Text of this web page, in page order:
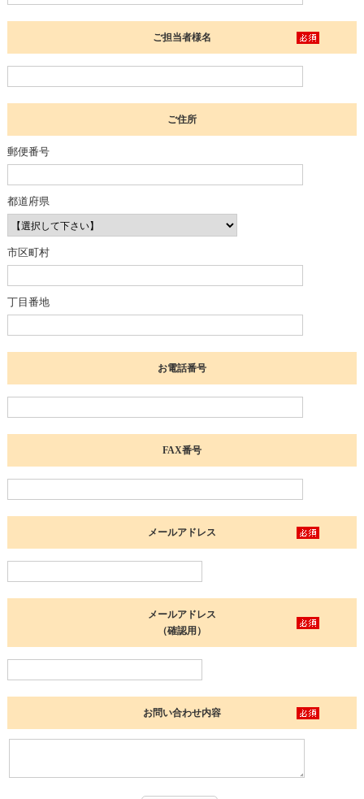
ご担当者様名
ご住所
郵便番号
都道府県
市区町村
丁目番地
お電話番号
FAX番号
メールアドレス
メールアドレス
（確認用）
お問い合わせ内容